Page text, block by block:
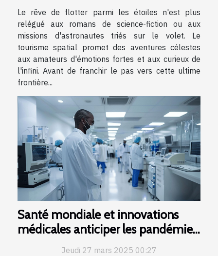
Le rêve de flotter parmi les étoiles n'est plus
relégué aux romans de science-fiction ou aux
missions d'astronautes triés sur le volet. Le
tourisme spatial promet des aventures célestes
aux amateurs d'émotions fortes et aux curieux de
l'infini. Avant de franchir le pas vers cette ultime
frontière...
Santé mondiale et innovations
médicales anticiper les pandémies
Jeudi 27 mars 2025 00:27